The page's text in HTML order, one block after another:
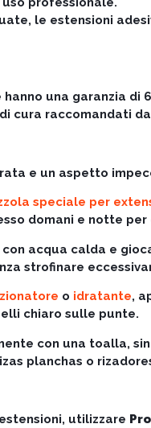
le estensioni
una garanzia
cura raccomandati
e un aspetto
speciale per
domani e notte
acqua calda e
strofinare
o idratante,
chiaro sulle punte.
con una toalla,
planchas o
utilizzare